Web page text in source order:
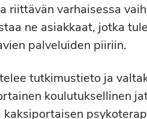
riittävän varhaisessa
ne asiakkaat, jotka
palveluiden piiriin.
tutkimustieto ja
koulutuksellinen